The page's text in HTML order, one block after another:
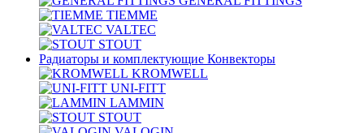
TIEMME
VALTEC
STOUT
Радиаторы и комплектующие Конвекторы
KROMWELL
UNI-FITT
LAMMIN
STOUT